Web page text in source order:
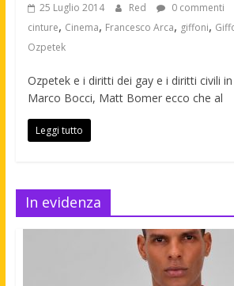
25 Luglio 2014 Red 0 commenti
cinture, Cinema, Francesco Arca, giffoni,
Ozpetek
Ozpetek e i diritti dei gay e i diritti civili
Marco Bocci, Matt Bomer ecco che al
Leggi tutto
In evidenza